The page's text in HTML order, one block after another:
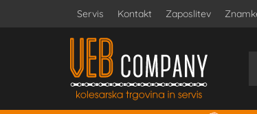
Servis Kontakt Zaposlitev